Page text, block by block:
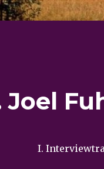
Joel
I.